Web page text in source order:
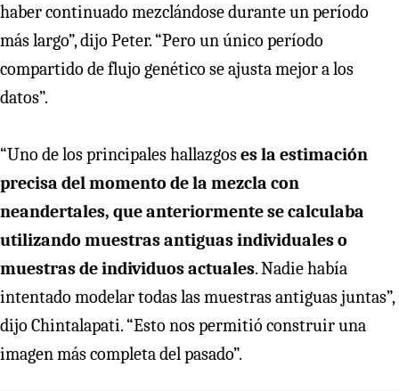
haber continuado mezclándose durante un período
más largo”, dijo Peter. “Pero un único período
compartido de flujo genético se ajusta mejor a los
datos”.
“Uno de los principales hallazgoses la estimación
precisa del momento de la mezcla con
neandertales, que anteriormente se calculaba
utilizando muestras antiguas individuales o
muestras de individuos actuales. Nadie había
intentado modelar todas las muestras antiguas juntas”,
dijo Chintalapati. “Esto nos permitió construir una
imagen más completa del pasado”.